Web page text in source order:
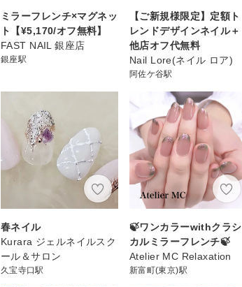
ミラーフレンチ×マグネッ
ト【¥5,170/オフ無料】
FAST NAIL 銀座店
銀座駅
【ご新規様限定】定額ト
レンドデザインネイル＋
他店オフ代無料
Nail Lore(ネイル ロア)
阿佐ケ谷駅
春ネイル
Kurara ジェルネイルスク
ール＆サロン
久宝寺口駅
🍃ワンカラーwithクラシ
カルミラーフレンチ🍃
Atelier MC Relaxation
新富町(東京)駅